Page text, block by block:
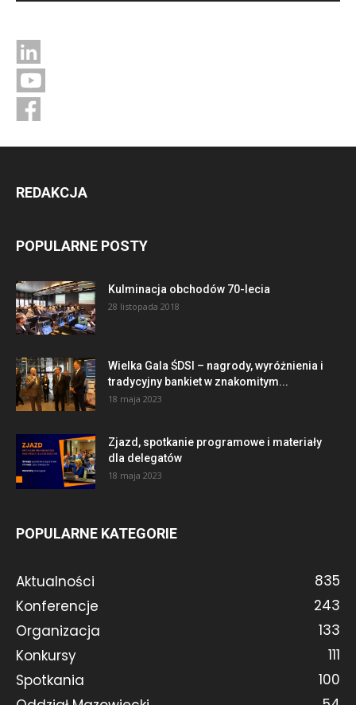
REDAKCJA
POPULARNE POSTY
Kulminacja obchodów 70-lecia
28 listopada 2018
Wielka Gala ŚDSI – nagrody, wyróżnienia i
tradycyjny bankiet w znakomitym...
18 maja 2023
Zjazd, spotkanie programowe i materiały
dla delegatów
18 maja 2023
POPULARNE KATEGORIE
Aktualności
835
Konferencje
243
Organizacja
133
Konkursy
111
Spotkania
100